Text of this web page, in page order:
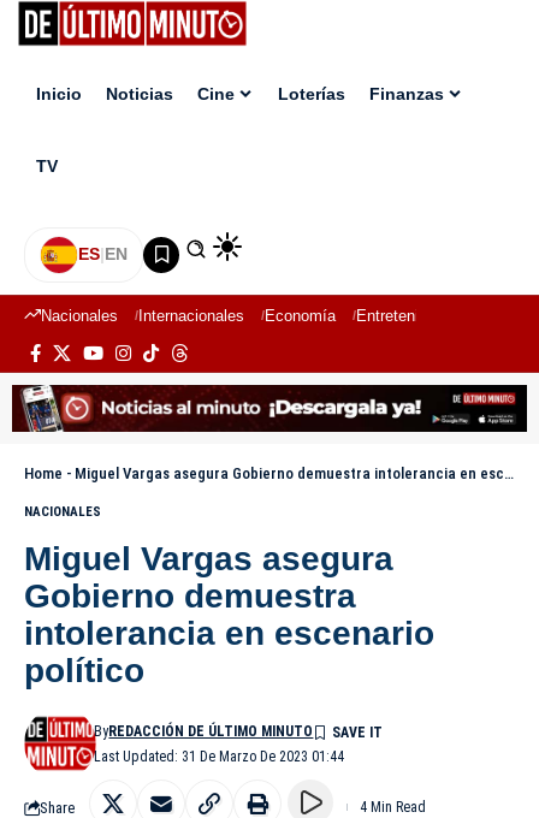
Inicio Noticias Cine Loterías Finanzas
TV
ES|EN
Nacionales Internacionales Economía Entretenimiento
Home - Miguel Vargas asegura Gobierno demuestra intolerancia en escenario político
NACIONALES
Miguel Vargas asegura
Gobierno demuestra
intolerancia en escenario
político
Last Updated: 31 De Marzo De 2023 01:44
ByREDACCIÓN DE ÚLTIMO MINUTO
Share 4 Min Read